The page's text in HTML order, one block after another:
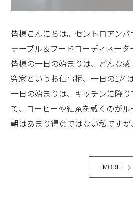
しれません。この本には饗宴が
など、料理研究家の私にはとても
ました。時にはひとつの料理やデ
化させたという歴史もあるほど
いても饗宴、共に食事をすること
持つのだそうです。和気藹々と
やデザート、ワイン、テーブル
の好みを尊重し、ホストがどの
り、その準備には大変なご努力
使館にお招き戴く機会もあり、
皆様こんにちは。セントロアンバ
テーブル＆フードコーディネータ
皆様の一日の始まりは、どんな
究家というお仕事柄、一日の1/4
一日の始まりは、キッチンに降
て、コーヒーや紅茶を戴くのが
朝はあまり得意ではない私です
ら、朝ご飯を作り始めます。子
と二人暮らしなので、朝ご飯は和
MORE